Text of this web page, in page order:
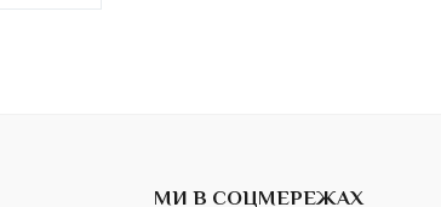
МИ В СОЦМЕРЕЖАХ